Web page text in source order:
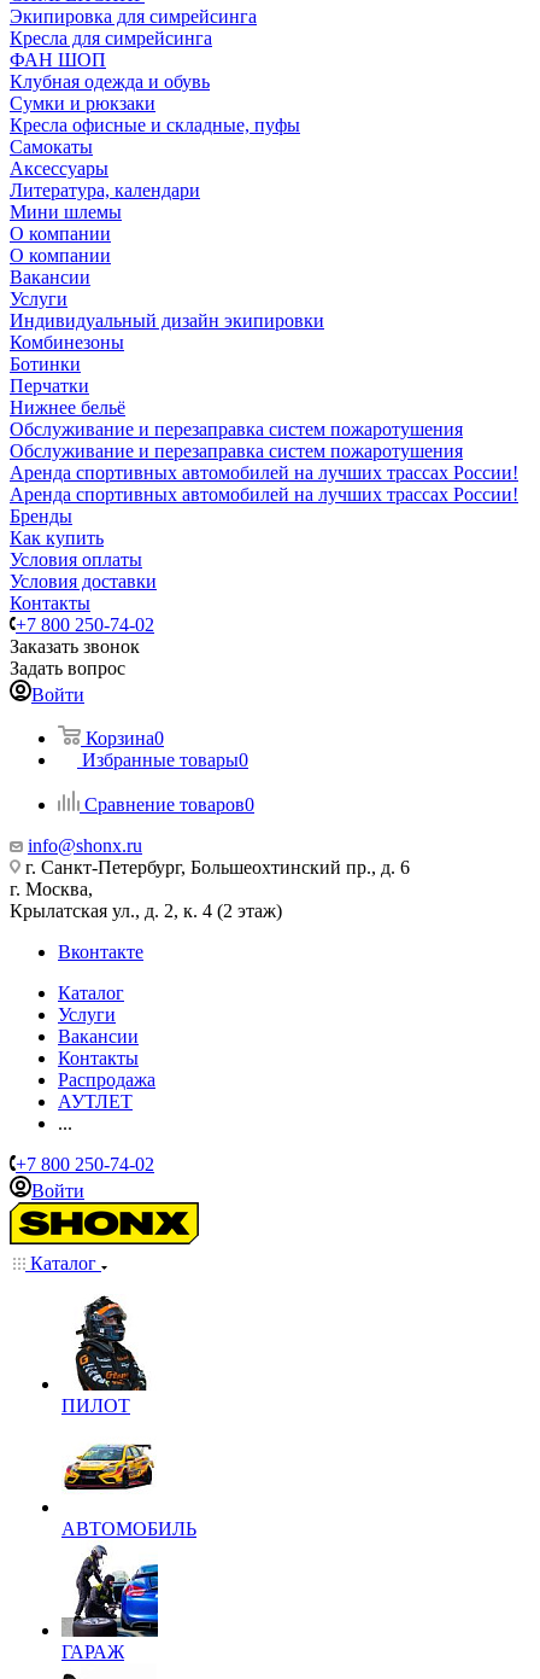
Экипировка для симрейсинга
Кресла для симрейсинга
ФАН ШОП
Клубная одежда и обувь
Сумки и рюкзаки
Кресла офисные и складные, пуфы
Самокаты
Аксессуары
Литература, календари
Мини шлемы
О компании
О компании
Вакансии
Услуги
Индивидуальный дизайн экипировки
Комбинезоны
Ботинки
Перчатки
Нижнее бельё
Обслуживание и перезаправка систем пожаротушения
Обслуживание и перезаправка систем пожаротушения
Аренда спортивных автомобилей на лучших трассах России!
Аренда спортивных автомобилей на лучших трассах России!
Бренды
Как купить
Условия оплаты
Условия доставки
Контакты
+7 800 250-74-02
Заказать звонок
Задать вопрос
Войти
Корзина0
Избранные товары0
Сравнение товаров0
info@shonx.ru
г. Санкт-Петербург, Большеохтинский пр., д. 6
г. Москва,
Крылатская ул., д. 2, к. 4 (2 этаж)
Вконтакте
Каталог
Услуги
Вакансии
Контакты
Распродажа
АУТЛЕТ
...
+7 800 250-74-02
Войти
Каталог
ПИЛОТ
АВТОМОБИЛЬ
ГАРАЖ